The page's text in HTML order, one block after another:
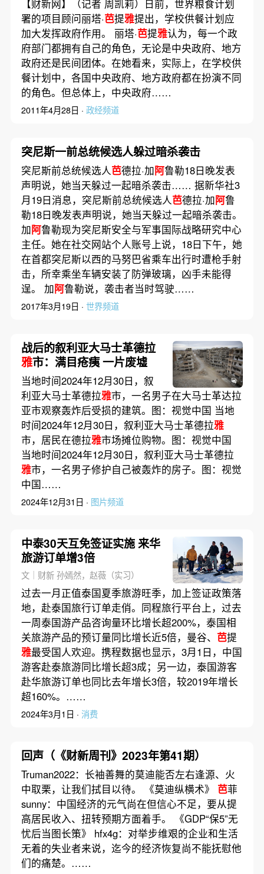
【财新网】（记者 周凯莉）日前，世界粮食计划
署的项目顾问丽塔·芭提雅提出，学校供餐计划应
加大发挥政府作用。 丽塔·芭提雅认为，每一个政
府部门都拥有自己的角色，无论是中央政府、地方
政府还是民间团体。在她看来，实际上，在学校供
餐计划中，各国中央政府、地方政府都在扮演不同
的角色。但总体上，中央政府……
2011年4月28日 · 政经频道
突尼斯一前总统候选人躲过暗杀袭击
突尼斯前总统候选人芭德拉·加阿鲁勒18日晚发表
声明说，她当天躲过一起暗杀袭击…… 据新华社3
月19日消息，突尼斯前总统候选人芭德拉·加阿鲁
勒18日晚发表声明说，她当天躲过一起暗杀袭击。
加阿鲁勒现为突尼斯安全与军事国际战略研究中心
主任。她在社交网站个人账号上说，18日下午，她
在首都突尼斯以西的马努巴省乘车出行时遭枪手射
击，所幸乘坐车辆安装了防弹玻璃，凶手未能得
逞。 加阿鲁勒说，袭击者当时驾驶……
2017年3月19日 · 世界频道
战后的叙利亚大马士革德拉
雅市：满目疮痍 一片废墟
当地时间2024年12月30日，叙
利亚大马士革德拉雅市，一名男子在大马士革达拉
亚市观察轰炸后受损的建筑。图：视觉中国 当地
时间2024年12月30日，叙利亚大马士革德拉雅
市，居民在德拉雅市场摊位购物。图：视觉中国
当地时间2024年12月30日，叙利亚大马士革德拉
雅市，一名男子修护自己被轰炸的房子。图：视觉
中国……
2024年12月31日 · 图片频道
中泰30天互免签证实施 来华
旅游订单增3倍
文｜财新 孙嫣然，赵薇（实习）
过去一月正值泰国夏季旅游旺季，加上签证政策落
地，赴泰国旅行订单走俏。同程旅行平台上，过去
一周泰国游产品咨询量环比增长超200%，泰国相
关旅游产品的预订量同比增长近5倍，曼谷、 芭提
雅最受国人欢迎。携程数据也显示，3月1日，中国
游客赴泰旅游同比增长超3成；另一边，泰国游客
赴华旅游订单也同比去年增长3倍，较2019年增长
超160%。……
2024年3月1日 · 消费
回声（《财新周刊》2023年第41期）
Truman2022：长袖善舞的莫迪能否左右逢源、火
中取栗，让我们拭目以待。 《莫迪纵横术》 芭菲
sunny：中国经济的元气尚在但信心不足，要从提
高居民收入、扭转预期方面着手。 《GDP“保5”无
忧后当图长策》 hfx4g：对举步维艰的企业和生活
无着的失业者来说，迄今的经济恢复尚不能抚慰他
们的痛楚。……